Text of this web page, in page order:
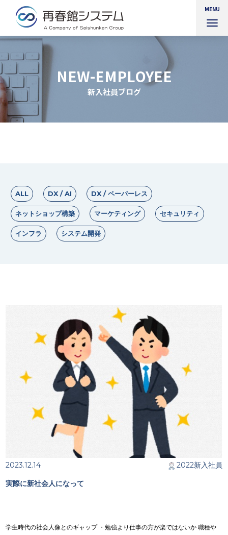
MENU
NEW-EMPLOYEE
新入社員ブログ
ALL DX / AI DX / ペーパーレス
ネットショップ構築 マーケティング セキュリティ
インフラ システム開発
2023.12.14
2022新入社員
実際に新社会人になって
学生時代の社会人像とのギャップ ・勉強より仕事の方が楽ではないか 職種や